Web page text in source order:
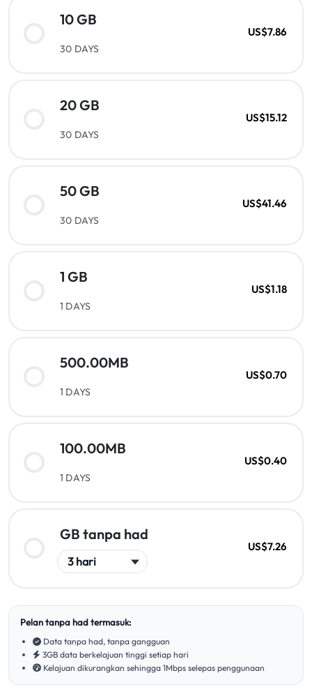
10 GB
30 DAYS
US$7.86
20 GB
30 DAYS
US$15.12
50 GB
30 DAYS
US$41.46
1 GB
1 DAYS
US$1.18
500.00MB
1 DAYS
US$0.70
100.00MB
1 DAYS
US$0.40
GB tanpa had
US$7.26
Pelan tanpa had termasuk:
Data tanpa had, tanpa gangguan
3GB data berkelajuan tinggi setiap hari
Kelajuan dikurangkan sehingga 1Mbps selepas penggunaan